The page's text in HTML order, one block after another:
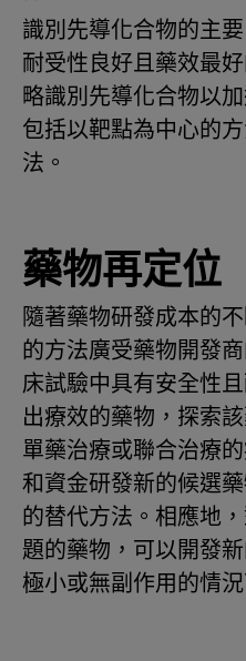
識別先導化合物的主
耐受性良好且藥效最
略識別先導化合物以
包括以靶點為中心的
法。
藥物再定位
隨著藥物研發成本的
的方法廣受藥物開發
床試驗中具有安全性
出療效的藥物，探索
單藥治療或聯合治療
和資金研發新的候選
的替代方法。相應地
題的藥物，可以開發
極小或無副作用的情